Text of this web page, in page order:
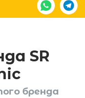
SR
бренда